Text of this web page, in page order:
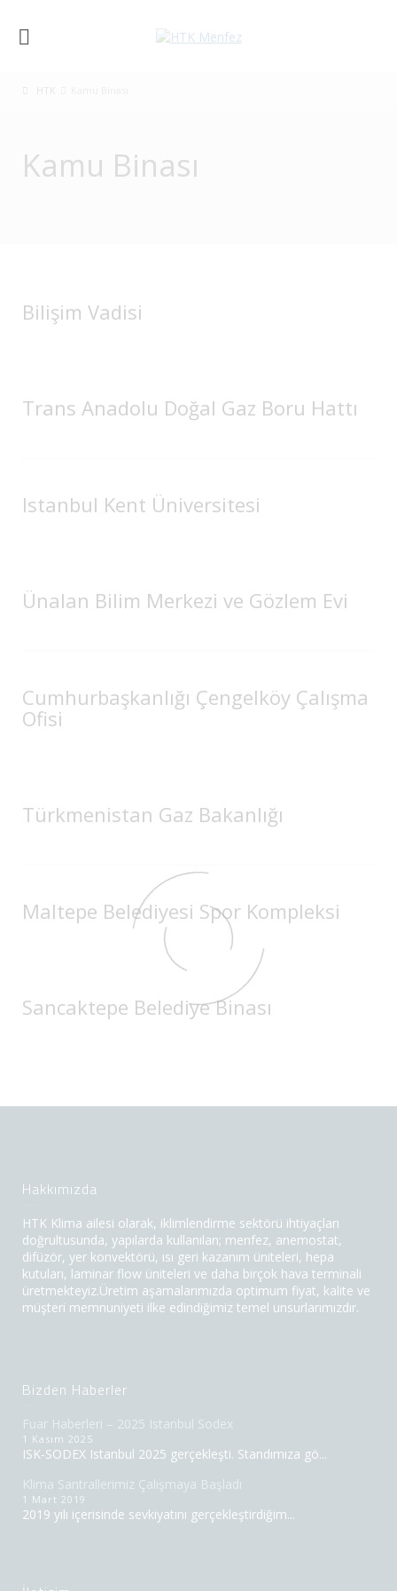
HTK
Kamu Binası
Bilişim Vadisi
Trans Anadolu Doğal Gaz Boru Hattı
Istanbul Kent Üniversitesi
Ünalan Bilim Merkezi ve Gözlem Evi
Cumhurbaşkanlığı Çengelköy Çalışma
Ofisi
Türkmenistan Gaz Bakanlığı
Maltepe Belediyesi Spor Kompleksi
Sancaktepe Belediye Binası
Hakkımızda
HTK Klima ailesi olarak, iklimlendirme sektörü ihtiyaçları
doğrultusunda, yapılarda kullanılan; menfez, anemostat,
difüzör, yer konvektörü, ısı geri kazanım üniteleri, hepa
kutuları, laminar flow üniteleri ve daha birçok hava terminali
üretmekteyiz.Üretim aşamalarımızda optimum fiyat, kalite ve
müşteri memnuniyeti ilke edindiğimiz temel unsurlarımızdır.
Bizden Haberler
Fuar Haberleri – 2025 Istanbul Sodex
1 Kasım 2025
ISK-SODEX Istanbul 2025 gerçekleşti. Standımıza gö...
Klima Santrallerimiz Çalışmaya Başladı
1 Mart 2019
2019 yılı içerisinde sevkiyatını gerçekleştirdiğim...